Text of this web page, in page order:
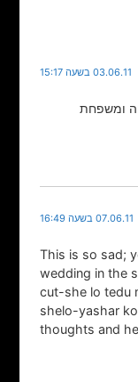
03.06.11 בשעה 15:17
ומשפחת
07.06.11 בשעה 16:49
This is so sad;
wedding in the
cut-she lo tedu
shelo-yashar
thoughts and